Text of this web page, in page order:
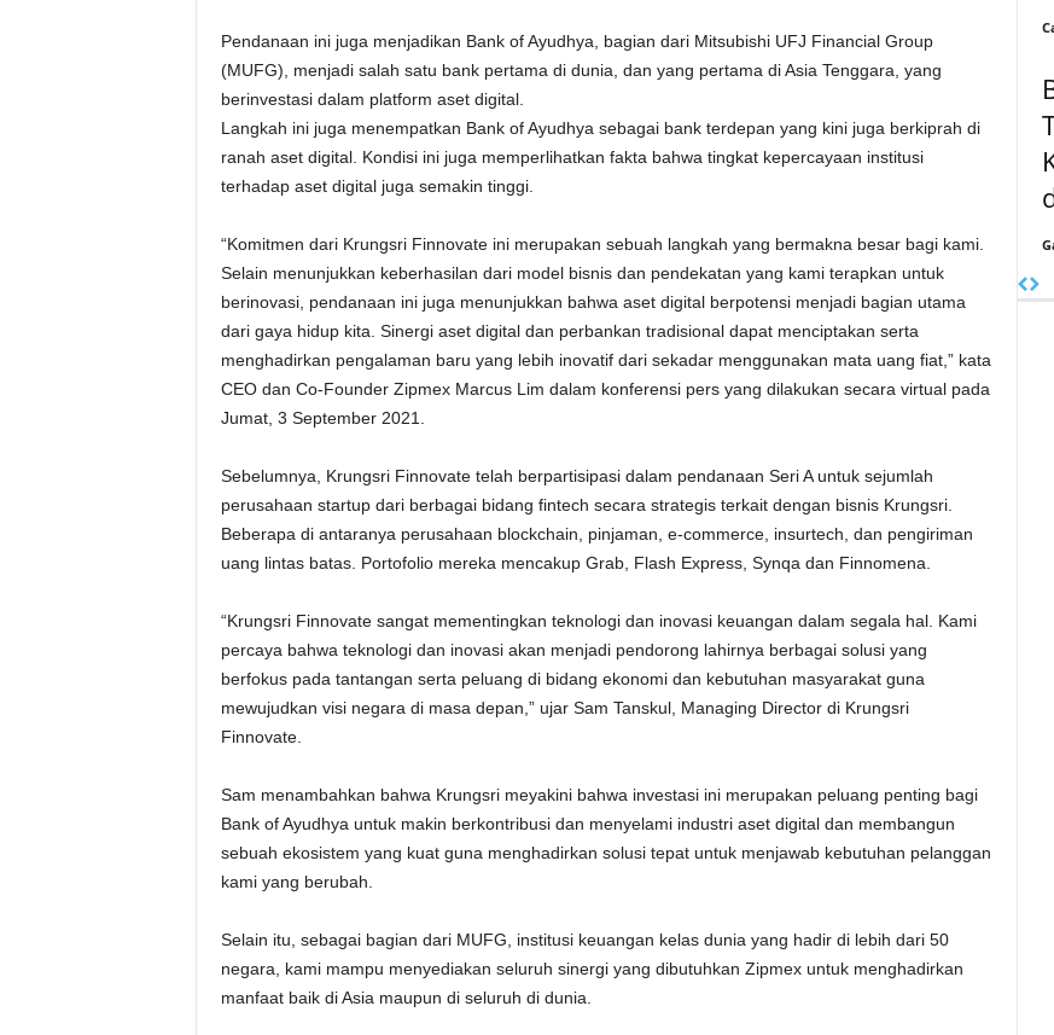
Pendanaan ini juga menjadikan Bank of Ayudhya, bagian dari Mitsubishi UFJ Financial Group
(MUFG), menjadi salah satu bank pertama di dunia, dan yang pertama di Asia Tenggara, yang
berinvestasi dalam platform aset digital.
Langkah ini juga menempatkan Bank of Ayudhya sebagai bank terdepan yang kini juga berkiprah di
ranah aset digital. Kondisi ini juga memperlihatkan fakta bahwa tingkat kepercayaan institusi
terhadap aset digital juga semakin tinggi.
“Komitmen dari Krungsri Finnovate ini merupakan sebuah langkah yang bermakna besar bagi kami.
Selain menunjukkan keberhasilan dari model bisnis dan pendekatan yang kami terapkan untuk
berinovasi, pendanaan ini juga menunjukkan bahwa aset digital berpotensi menjadi bagian utama
dari gaya hidup kita. Sinergi aset digital dan perbankan tradisional dapat menciptakan serta
menghadirkan pengalaman baru yang lebih inovatif dari sekadar menggunakan mata uang fiat,” kata
CEO dan Co-Founder Zipmex Marcus Lim dalam konferensi pers yang dilakukan secara virtual pada
Jumat, 3 September 2021.
Sebelumnya, Krungsri Finnovate telah berpartisipasi dalam pendanaan Seri A untuk sejumlah
perusahaan startup dari berbagai bidang fintech secara strategis terkait dengan bisnis Krungsri.
Beberapa di antaranya perusahaan blockchain, pinjaman, e-commerce, insurtech, dan pengiriman
uang lintas batas. Portofolio mereka mencakup Grab, Flash Express, Synqa dan Finnomena.
“Krungsri Finnovate sangat mementingkan teknologi dan inovasi keuangan dalam segala hal. Kami
percaya bahwa teknologi dan inovasi akan menjadi pendorong lahirnya berbagai solusi yang
berfokus pada tantangan serta peluang di bidang ekonomi dan kebutuhan masyarakat guna
mewujudkan visi negara di masa depan,” ujar Sam Tanskul, Managing Director di Krungsri
Finnovate.
Sam menambahkan bahwa Krungsri meyakini bahwa investasi ini merupakan peluang penting bagi
Bank of Ayudhya untuk makin berkontribusi dan menyelami industri aset digital dan membangun
sebuah ekosistem yang kuat guna menghadirkan solusi tepat untuk menjawab kebutuhan pelanggan
kami yang berubah.
Selain itu, sebagai bagian dari MUFG, institusi keuangan kelas dunia yang hadir di lebih dari 50
negara, kami mampu menyediakan seluruh sinergi yang dibutuhkan Zipmex untuk menghadirkan
manfaat baik di Asia maupun di seluruh di dunia.